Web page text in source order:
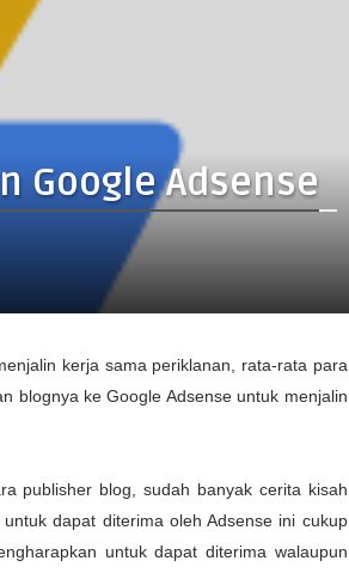
Google Adsense
kerja sama periklanan, rata-rata para
blognya ke Google Adsense untuk menjalin
publisher blog, sudah banyak cerita kisah
dapat diterima oleh Adsense ini cukup
untuk dapat diterima walaupun